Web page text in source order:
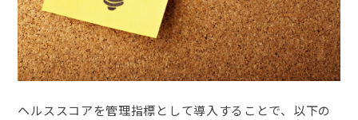
ヘルススコアを管理指標として導入することで、以下の